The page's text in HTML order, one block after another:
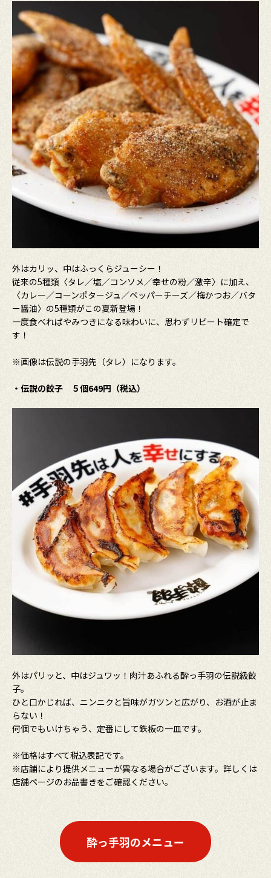
外はカリッ、中はふっくらジューシー！
従来の5種類〈タレ／塩／コンソメ／幸せの粉／激辛〉に加え、
〈カレー／コーンポタージュ／ペッパーチーズ／梅かつお／バタ
ー醤油〉の5種類がこの夏新登場！
一度食べればやみつきになる味わいに、思わずリピート確定で
す！
※画像は伝説の手羽先（タレ）になります。
・伝説の餃子 ５個649円（税込）
外はパリッと、中はジュワッ！肉汁あふれる酔っ手羽の伝説級餃
子。
ひと口かじれば、ニンニクと旨味がガツンと広がり、お酒が止ま
らない！
何個でもいけちゃう、定番にして鉄板の一皿です。
※価格はすべて税込表記です。
※店舗により提供メニューが異なる場合がございます。詳しくは
店舗ページのお品書きをご確認ください。
酔っ手羽のメニュー